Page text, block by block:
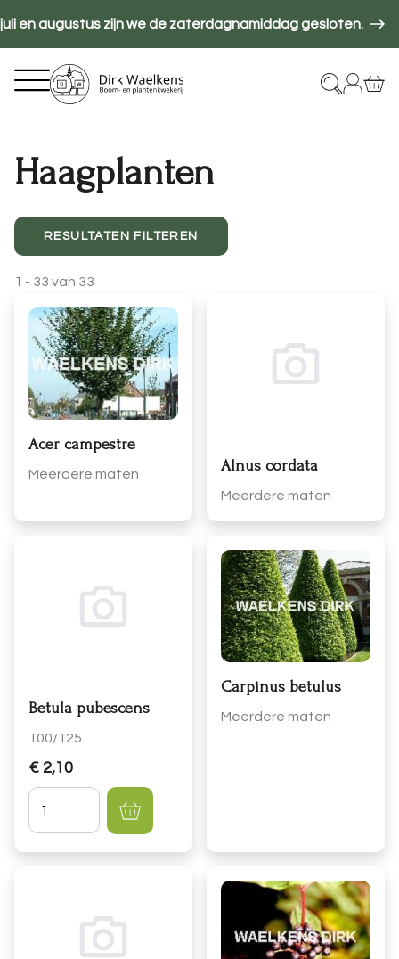
en
de
juli en augustus zijn we de zaterdagnamiddag gesloten.
Hoofdnavigatie
Haagplanten
RESULTATEN FILTEREN
1 - 33 van 33
Acer campestre
Meerdere maten Alnus cordata
Meerdere maten
Betula pubescens
100/125
€ 2,10
Hoeveelheid
Carpinus betulus
Meerdere maten